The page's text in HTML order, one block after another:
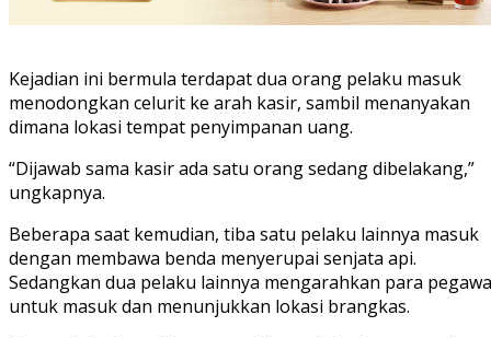
Kejadian ini bermula terdapat dua orang pelaku masuk
menodongkan celurit ke arah kasir, sambil menanyakan
dimana lokasi tempat penyimpanan uang.
“Dijawab sama kasir ada satu orang sedang dibelakang,”
ungkapnya.
Beberapa saat kemudian, tiba satu pelaku lainnya masuk
dengan membawa benda menyerupai senjata api.
Sedangkan dua pelaku lainnya mengarahkan para
untuk masuk dan menunjukkan lokasi brangkas.